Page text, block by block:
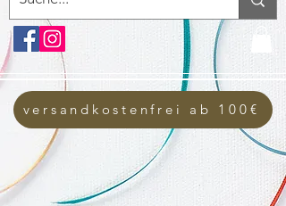
versandkostenfrei ab 100€